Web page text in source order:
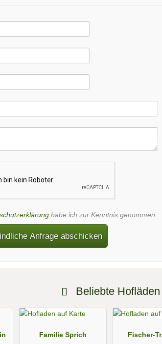
habe ich zur Kenntnis genommen.
Anfrage abschicken
Beliebte Hofläden
Familie Sprich Fischer-